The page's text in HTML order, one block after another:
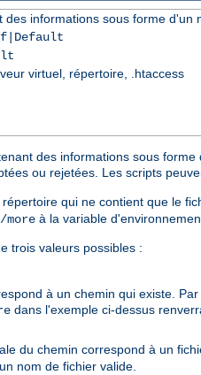
des informations sous forme d'un
virtuel, répertoire, .htaccess
des informations sous
ou rejetées. Les scripts
qui ne contient que le
/more à la variable
trois valeurs possibles :
à un chemin qui existe.
dans l'exemple ci-dessus
du chemin correspond à un
nom de fichier valide.